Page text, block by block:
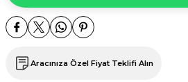
Aracınıza Özel Fiyat Teklifi Alın